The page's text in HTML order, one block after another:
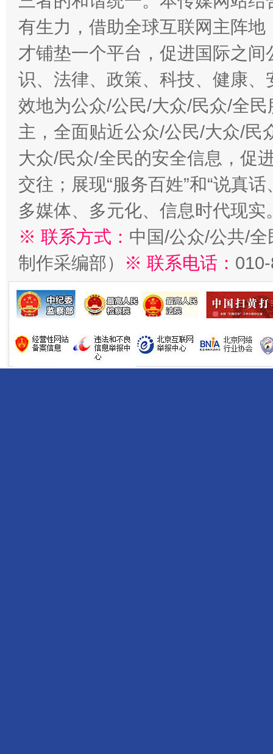
有生力，借助全球互联网主阵
才铺垫一个平台，促进国际之
识、法律、政策、科技、健康
效地为公众/公民/大众/民众/全
主，全面贴近公众/公民/大众/民
大众/民众/全民的安全信息，促
交往；展现“服务百姓”和“说真
多媒体、多元化、信息时代现实
※ 联系方式： 中国/公众/公共/
制作采编部）
※ 联系电话：